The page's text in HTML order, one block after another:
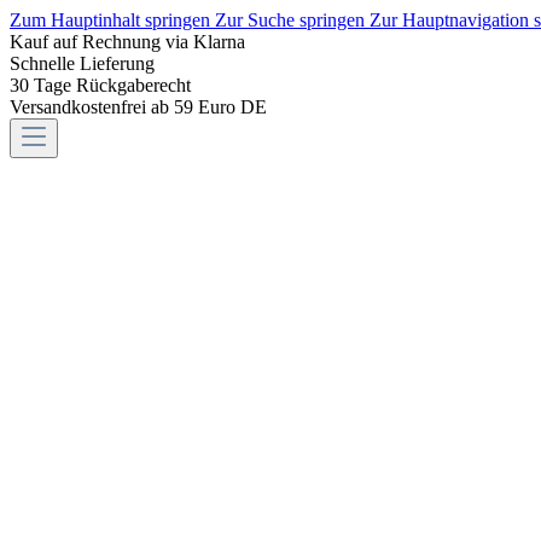
Zum Hauptinhalt springen Zur Suche springen Zur Hauptnavigation
Kauf auf Rechnung via Klarna
Schnelle Lieferung
30 Tage Rückgaberecht
Versandkostenfrei ab 59 Euro DE